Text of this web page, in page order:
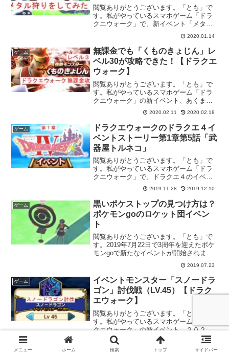
閲覧ありがとうございます。「とも」で
す。私がやっているスマホゲーム「ドラ
クエウォーク」で、新イベント「メタル
フェスティバル」が始まったので、紹介
していきたいと思います。メタルフェス
ティバルは2020年1月14日(火)15時から開
催され、1月...
2020.01.14
ゲーム
無課金でも「くものきょじん」レ
ベル30が攻略できた！【ドラクエ
ウォーク】
閲覧ありがとうございます。「とも」で
す。私がやっているスマホゲーム「ドラ
クエウォーク」の新イベント、あくま大
王襲来イベントで強敵として追加された
「くものきょじん」のレベル30を攻略す
ることができましたので、その攻略方法
を紹介していきたいと思...
2020.02.11 2020.02.18
ゲーム
ドラクエウォークのドラクエ４イ
ベントストーリー第1章第5話「武
器屋トルネコ」
閲覧ありがとうございます。「とも」で
す。私がやっているスマホゲーム「ドラ
クエウォーク」で、ドラクエ４のイベン
トが始まり、ドラクエ４のイベントのス
トーリーをご紹介していきたいと思いま
す。ドラクエ４のイベントの第1章では、
第1話から第5話まであ...
2019.11.28 2019.12.10
ゲーム
黒いポケストップの見つけ方は？
ポケモンgoのロケット団イベン
ト
閲覧ありがとうございます。「とも」で
す。2019年7月22日で3周年を迎えたポケ
モンgoで新たなイベントが開始されまし
た。ポケモンの本編でよく登場するロケ
ット団が現れるというイベントになりま
す。そのイベントでは、黒いポケストッ
プが出現し、ロ...
2019.07.23
ゲーム
イベントモンスター「スノードラ
ゴン」討伐戦（LV.45）【ドラク
エウォーク】
閲覧ありがとうございます。「とも」で
す。私がやっているスマホゲーム「ドラ
クエウォーク」の新イベント、２０２０
大冒険～伝説のおせちを探して～のイベ
ントモンスター「スノードラゴン」との
戦闘について紹介していきたいと思いま
2020.01.01
メニュー ホーム 検索 トップ サイドバー